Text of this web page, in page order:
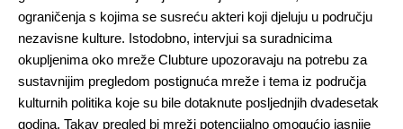
ograničenja s kojima se susreću akteri koji djeluju u području
nezavisne kulture. Istodobno, intervjui sa suradnicima
okupljenima oko mreže Clubture upozoravaju na potrebu za
sustavnijim pregledom postignuća mreže i tema iz područja
kulturnih politika koje su bile dotaknute posljednjih dvadesetak
godina. Takav pregled bi mreži potencijalno omogućio jasnije